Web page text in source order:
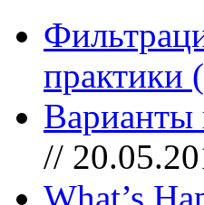
практики
Варианты
//
What’s